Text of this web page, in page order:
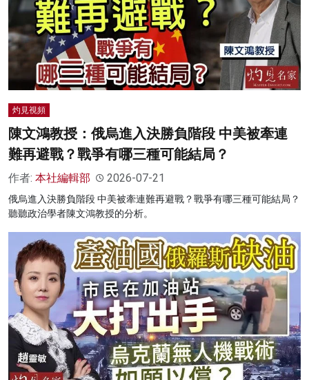
灼見視頻
陳文鴻教授：俄烏進入決勝負階段 中美被牽連
難再避戰？戰爭有哪三種可能結局？
作者: 本社編輯部 2026-07-21
俄烏進入決勝負階段 中美被牽連難再避戰？戰爭有哪三種可能結局？
聽聽政治學者陳文鴻教授的分析。